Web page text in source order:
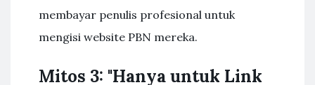
membayar penulis profesional untuk
mengisi website PBN mereka.
Mitos 3: "Hanya untuk Link